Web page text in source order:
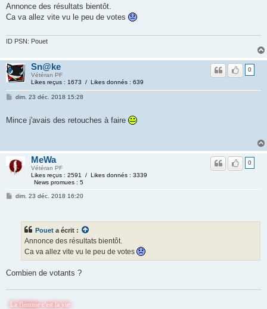
Annonce des résultats bientôt.
Ca va allez vite vu le peu de votes
ID PSN: Pouet
Sn@ke
Vétéran PF
Likes reçus : 1673 / Likes donnés : 639
0
dim. 23 déc. 2018 15:28
Mince j'avais des retouches à faire
MeWa
Vétéran PF
Likes reçus : 2591 / Likes donnés : 3339
News promues : 5
0
dim. 23 déc. 2018 16:20
Pouet a écrit :
Annonce des résultats bientôt.
Ca va allez vite vu le peu de votes
Combien de votants ?
c'est la vie